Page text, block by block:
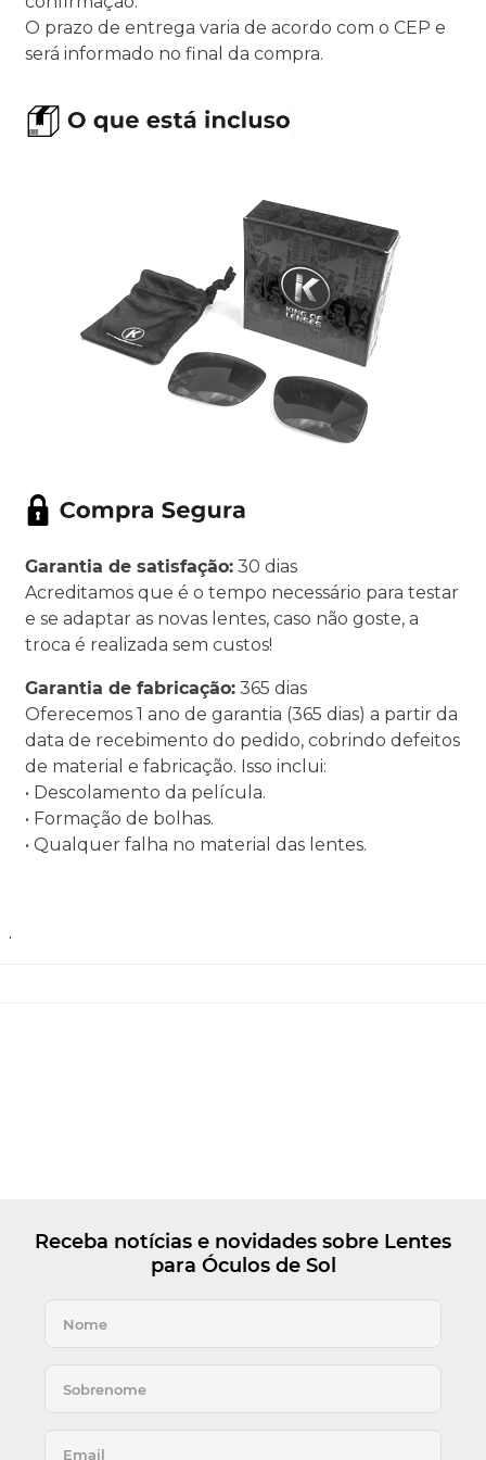
O prazo de entrega varia de acordo com o CEP e
será informado no final da compra.
Garantia de satisfação: 30 dias
Acreditamos que é o tempo necessário para testar
e se adaptar as novas lentes, caso não goste, a
troca é realizada sem custos!
Garantia de fabricação: 365 dias
Oferecemos 1 ano de garantia (365 dias) a partir da
data de recebimento do pedido, cobrindo defeitos
de material e fabricação. Isso inclui:
• Descolamento da película.
• Formação de bolhas.
• Qualquer falha no material das lentes.
.
Receba notícias e novidades sobre Lentes
para Óculos de Sol